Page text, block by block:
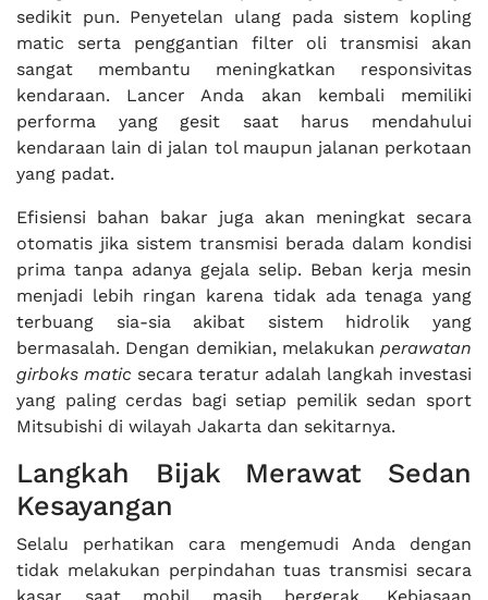
sedikit pun. Penyetelan ulang pada sistem kopling
matic serta penggantian filter oli transmisi akan
sangat membantu meningkatkan responsivitas
kendaraan. Lancer Anda akan kembali memiliki
performa yang gesit saat harus mendahului
kendaraan lain di jalan tol maupun jalanan perkotaan
yang padat.
Efisiensi bahan bakar juga akan meningkat secara
otomatis jika sistem transmisi berada dalam kondisi
prima tanpa adanya gejala selip. Beban kerja mesin
menjadi lebih ringan karena tidak ada tenaga yang
terbuang sia-sia akibat sistem hidrolik yang
bermasalah. Dengan demikian, melakukan perawatan
girboks matic secara teratur adalah langkah investasi
yang paling cerdas bagi setiap pemilik sedan sport
Mitsubishi di wilayah Jakarta dan sekitarnya.
Langkah Bijak Merawat Sedan
Kesayangan
Selalu perhatikan cara mengemudi Anda dengan
tidak melakukan perpindahan tuas transmisi secara